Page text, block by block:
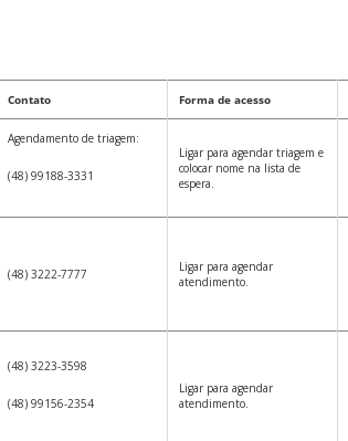
Contato Forma de acesso
Agendamento de triagem:
(48) 99188-3331
Ligar para agendar triagem e
colocar nome na lista de
espera.
(48) 3222-7777
Ligar para agendar
atendimento.
(48) 3223-3598
(48) 99156-2354
Ligar para agendar
atendimento.